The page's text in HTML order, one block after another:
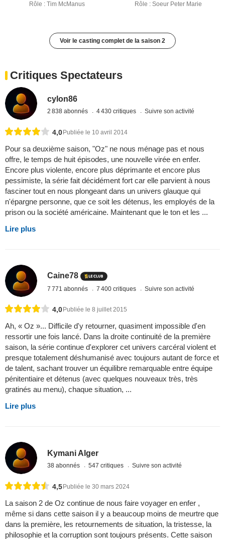
Rôle : Tim McManus Rôle : Soeur Peter Marie
Voir le casting complet de la saison 2
Critiques Spectateurs
cylon86
2 838 abonnés 4 430 critiques Suivre son activité
4,0Publiée le 10 avril 2014
Pour sa deuxième saison, "Oz" ne nous ménage pas et nous
offre, le temps de huit épisodes, une nouvelle virée en enfer.
Encore plus violente, encore plus déprimante et encore plus
pessimiste, la série fait décidément fort car elle parvient à nous
fasciner tout en nous plongeant dans un univers glauque qui
n'épargne personne, que ce soit les détenus, les employés de la
prison ou la société américaine. Maintenant que le ton et les ...
Lire plus
Caine78
7 771 abonnés 7 400 critiques Suivre son activité
4,0Publiée le 8 juillet 2015
Ah, « Oz »... Difficile d'y retourner, quasiment impossible d'en
ressortir une fois lancé. Dans la droite continuité de la première
saison, la série continue d'explorer cet univers carcéral violent et
presque totalement déshumanisé avec toujours autant de force et
de talent, sachant trouver un équilibre remarquable entre équipe
pénitentiaire et détenus (avec quelques nouveaux très, très
gratinés au menu), chaque situation, ...
Lire plus
Kymani Alger
38 abonnés 547 critiques Suivre son activité
4,5 Publiée le 30 mars 2024
La saison 2 de Oz continue de nous faire voyager en enfer ,
même si dans cette saison il y a beaucoup moins de meurtre que
dans la première, les retournements de situation, la tristesse, la
philosophie et la corruption sont toujours présents. Cette saison